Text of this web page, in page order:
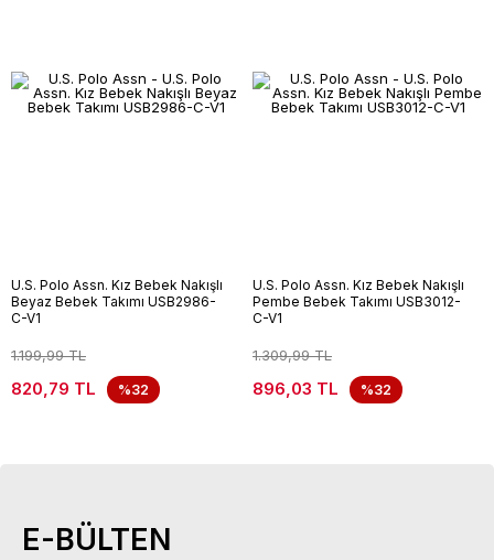
U.S. Polo Assn. Kız Bebek Nakışlı
Beyaz Bebek Takımı USB2986-
C-V1
1.199,99 TL
820,79 TL %32
U.S. Polo Assn. Kız Bebek Nakışlı
Pembe Bebek Takımı USB3012-
C-V1
1.309,99 TL
896,03 TL %32
E-BÜLTEN